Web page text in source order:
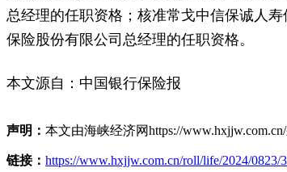
总经理的任职资格；核准常戈中信保诚人
保险股份有限公司总经理的任职资格。
本文源自：中国银行保险报
声明： 本文由海峡经济网https://
链接： https://www.hxjjw.com.cn/roll/life/2024/0823/